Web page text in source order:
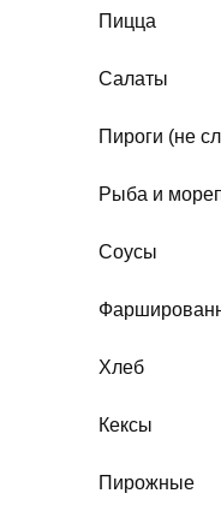
Пицца
Салаты
Пироги (не
Рыба и
Соусы
Хлеб
Кексы
Пирожные